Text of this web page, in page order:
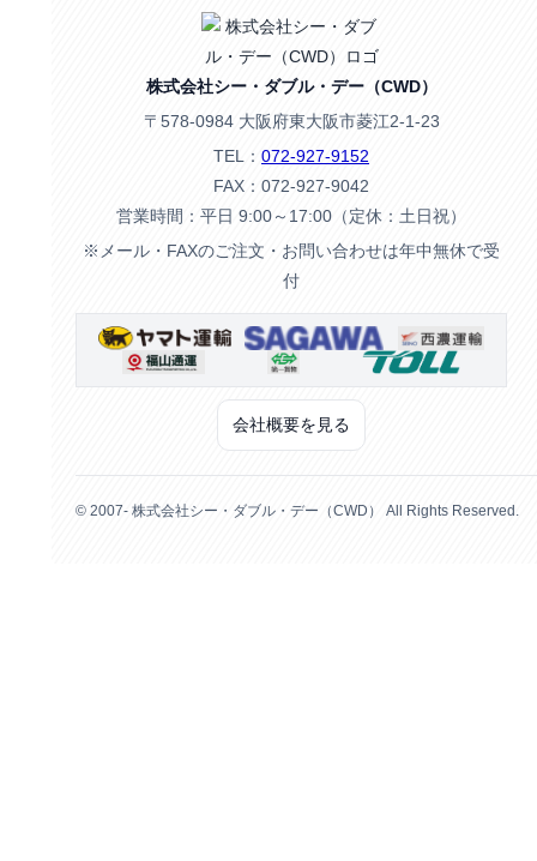
株式会社シー・ダブル・デー（CWD）
〒578-0984 大阪府東大阪市菱江2-1-23
TEL： 072-927-9152
FAX：072-927-9042
営業時間：平日 9:00～17:00（定休：土日祝）
※メール・FAXのご注文・お問い合わせは年中無休で受
付
会社概要を見る
© 2007- 株式会社シー・ダブル・デー（CWD） All Rights Reserved.